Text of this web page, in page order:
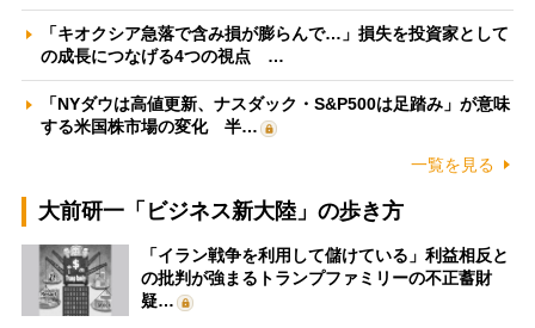
「キオクシア急落で含み損が膨らんで…」損失を投資家として
の成長につなげる4つの視点 …
「NYダウは高値更新、ナスダック・S&P500は足踏み」が意味
する米国株市場の変化 半…
一覧を見る
大前研一「ビジネス新大陸」の歩き方
「イラン戦争を利用して儲けている」利益相反と
の批判が強まるトランプファミリーの不正蓄財
疑…